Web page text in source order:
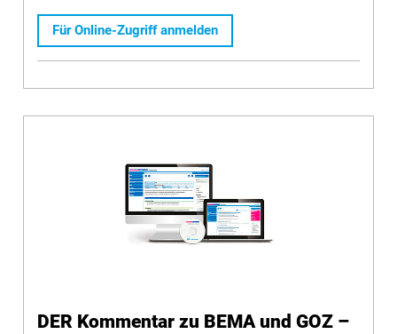
Für Online-Zugriff anmelden
DER Kommentar zu BEMA und GOZ –